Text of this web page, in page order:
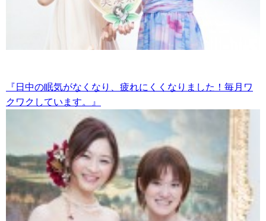
『日中の眠気がなくなり、疲れにくくなりました！毎月ワ
クワクしています。』